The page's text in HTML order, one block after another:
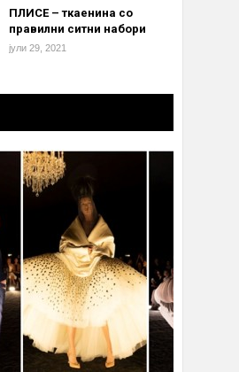
ПЛИСЕ – ткаенина со
правилни ситни набори
јули 29, 2021